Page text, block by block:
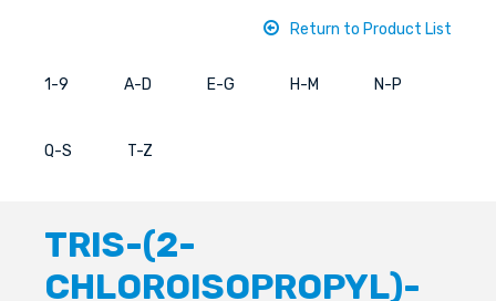
Return to Product List
1-9 A-D E-G H-M N-P
Q-S T-Z
TRIS-(2-
CHLOROISOPROPYL)-